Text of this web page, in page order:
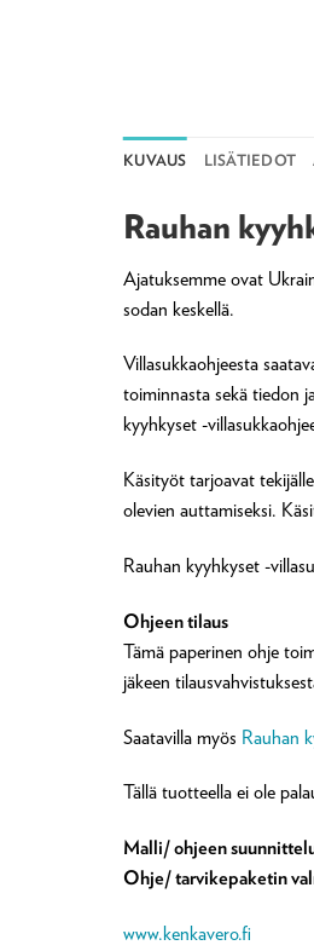
KUVAUS LISÄTIEDOT
Rauhan
Ajatuksemme ovat
sodan keskellä.
Villasukkaohjeesta
toiminnasta sekä tiedon
kyyhkyset -
Käsityöt tarjoavat
olevien auttamiseksi.
Rauhan kyyhkyset -
Ohjeen tilaus
Tämä paperinen ohje
jäkeen
Saatavilla myös Rauhan
Tällä tuotteella ei ole
Malli/ ohjeen
Ohje/ tarvikepaketin
www.kenkavero.fi